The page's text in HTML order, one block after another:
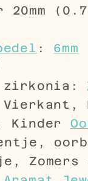
20mm
: 6mm
zirkonia:
Vierkant,
Zomers